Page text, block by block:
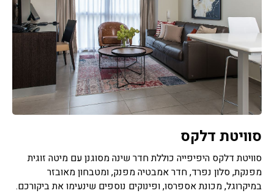
סוויטת דלקס
סוויטת דלקס היפיפייה כוללת חדר שינה מסוגנן עם מיטה זוגית
מפנקת, סלון נפרד, חדר אמבטיה מפנק, ומטבחון מאובזר
במיקרוגל, מכונת אספרסו, ופינוקים נוספים שינעימו את ביקורכם.